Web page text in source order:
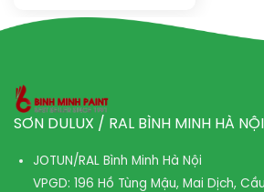
SƠN DULUX / RAL BÌNH MINH HÀ NỘI
JOTUN/RAL Bình Minh Hà Nội
VPGD: 196 Hồ Tùng Mậu, Mai Dịch,